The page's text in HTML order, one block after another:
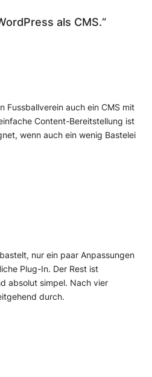
als CMS.“
Fussballverein auch ein CMS mit
Content-Bereitstellung ist
wenn auch ein wenig Bastelei
nur ein paar Anpassungen
Plug-In. Der Rest ist
absolut simpel. Nach vier
durch.